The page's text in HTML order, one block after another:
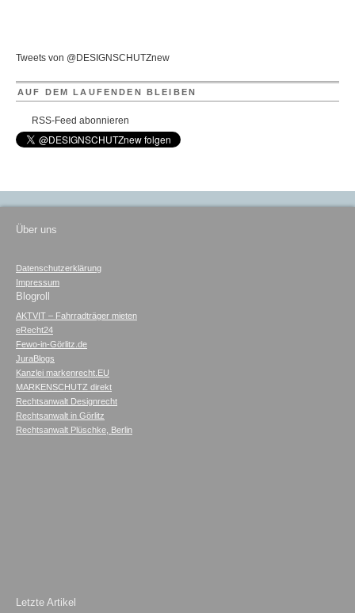
Tweets von @DESIGNSCHUTZnew
AUF DEM LAUFENDEN BLEIBEN
RSS-Feed abonnieren
Über uns
Datenschutzerklärung
Impressum
Blogroll
AKTVIT – Fahrradträger mieten
eRecht24
Fewo-in-Görlitz.de
JuraBlogs
Kanzlei markenrecht.EU
MARKENSCHUTZ direkt
Rechtsanwalt Designrecht
Rechtsanwalt in Görlitz
Rechtsanwalt Plüschke, Berlin
Letzte Artikel